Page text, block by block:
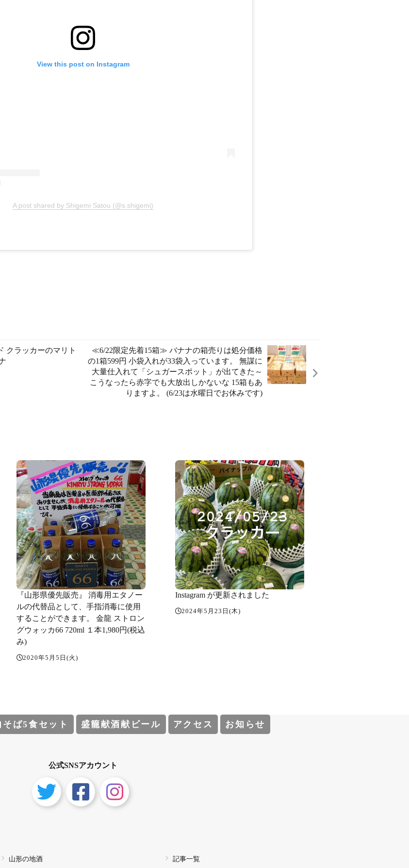
View this post on Instagram
A post shared by Shigemi Satou (@s.shigemi)
クラッカーのマリト
≪6/22限定️先着15箱≫ バナナの箱売りは処分価格
の1箱599円️ 小袋入れが33袋入っています。 無謀に
大量仕入れて「シュガースポット」が出てきた～️
こうなったら赤字でも大放出しかないな️ 15箱もあ
りますよ。 (6/23は水曜日でお休みです)
『山形県優先販売』 消毒用エタノー
ルの代替品として、手指消毒に使用
することができます。 金龍 ストロン
グウォッカ66 720ml １本1,980円(税込
み)
2020年5月5日(火)
Instagram が更新されました
2024年5月23日(木)
ば5食セット 盛籠献酒献ビール アクセス お知らせ
公式SNSアカウント
山形の地酒 記事一覧